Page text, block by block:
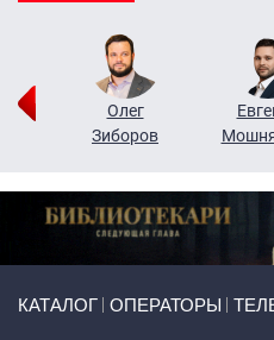
Олег
Зиборов
КАТАЛОГ ОПЕРАТОРЫ